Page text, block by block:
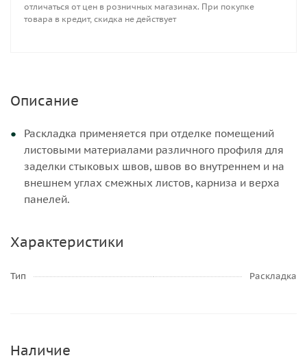
отличаться от цен в розничных магазинах. При покупке
товара в кредит, скидка не действует
Описание
Раскладка применяется при отделке помещений
листовыми материалами различного профиля для
заделки стыковых швов, швов во внутреннем и на
внешнем углах смежных листов, карниза и верха
панелей.
Характеристики
Тип Раскладка
Наличие